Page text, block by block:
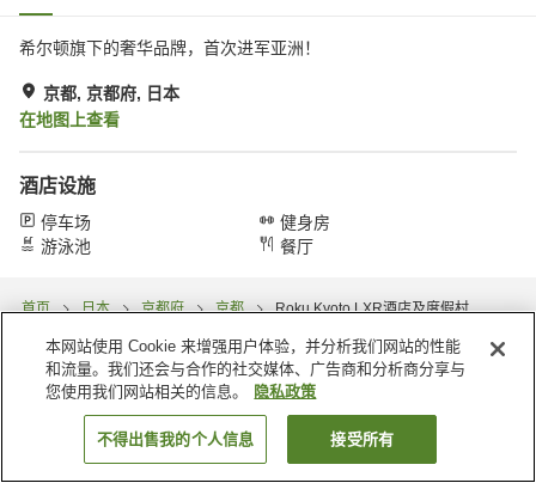
希尔顿旗下的奢华品牌，首次进军亚洲！
京都, 京都府, 日本
在地图上查看
酒店设施
停车场
健身房
游泳池
餐厅
首页 日本 京都府 京都 Roku Kyoto LXR酒店及度假村
搜索客房
本网站使用 Cookie 来增强用户体验，并分析我们网站的性能
和流量。我们还会与合作的社交媒体、广告商和分析商分享与
您使用我们网站相关的信息。
隐私政策
不得出售我的个人信息 接受所有